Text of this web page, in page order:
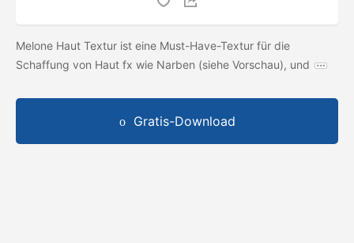
Melone Haut Textur ist eine Must-Have-Textur für die
Schaffung von Haut fx wie Narben (siehe Vorschau), und
Gratis-Download